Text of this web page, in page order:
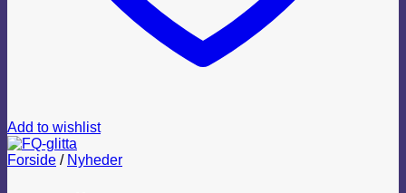
Add to wishlist
Forside / Nyheder